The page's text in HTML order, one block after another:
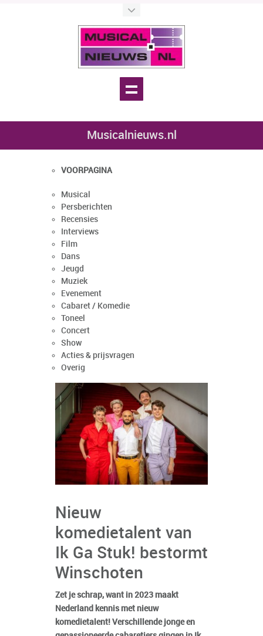
Musicalnieuws.nl
VOORPAGINA
Musical
Persberichten
Recensies
Interviews
Film
Dans
Jeugd
Muziek
Evenement
Cabaret / Komedie
Toneel
Concert
Show
Acties & prijsvragen
Overig
Nieuw
komedietalent van
Ik Ga Stuk! bestormt
Winschoten
Zet je schrap, want in 2023 maakt
Nederland kennis met nieuw
komedietalent! Verschillende jonge en